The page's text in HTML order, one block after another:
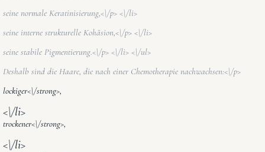
seine normale Keratinisierung,<\/p> <\/li>
seine interne strukturelle Kohäsion,<\/p> <\/li>
seine stabile Pigmentierung.<\/p> <\/li> <\/ul>
Deshalb sind die Haare, die nach einer Chemotherapie nachwachsen:<\/p>
lockiger<\/strong>,
<\/li>
trockener<\/strong>,
<\/li>